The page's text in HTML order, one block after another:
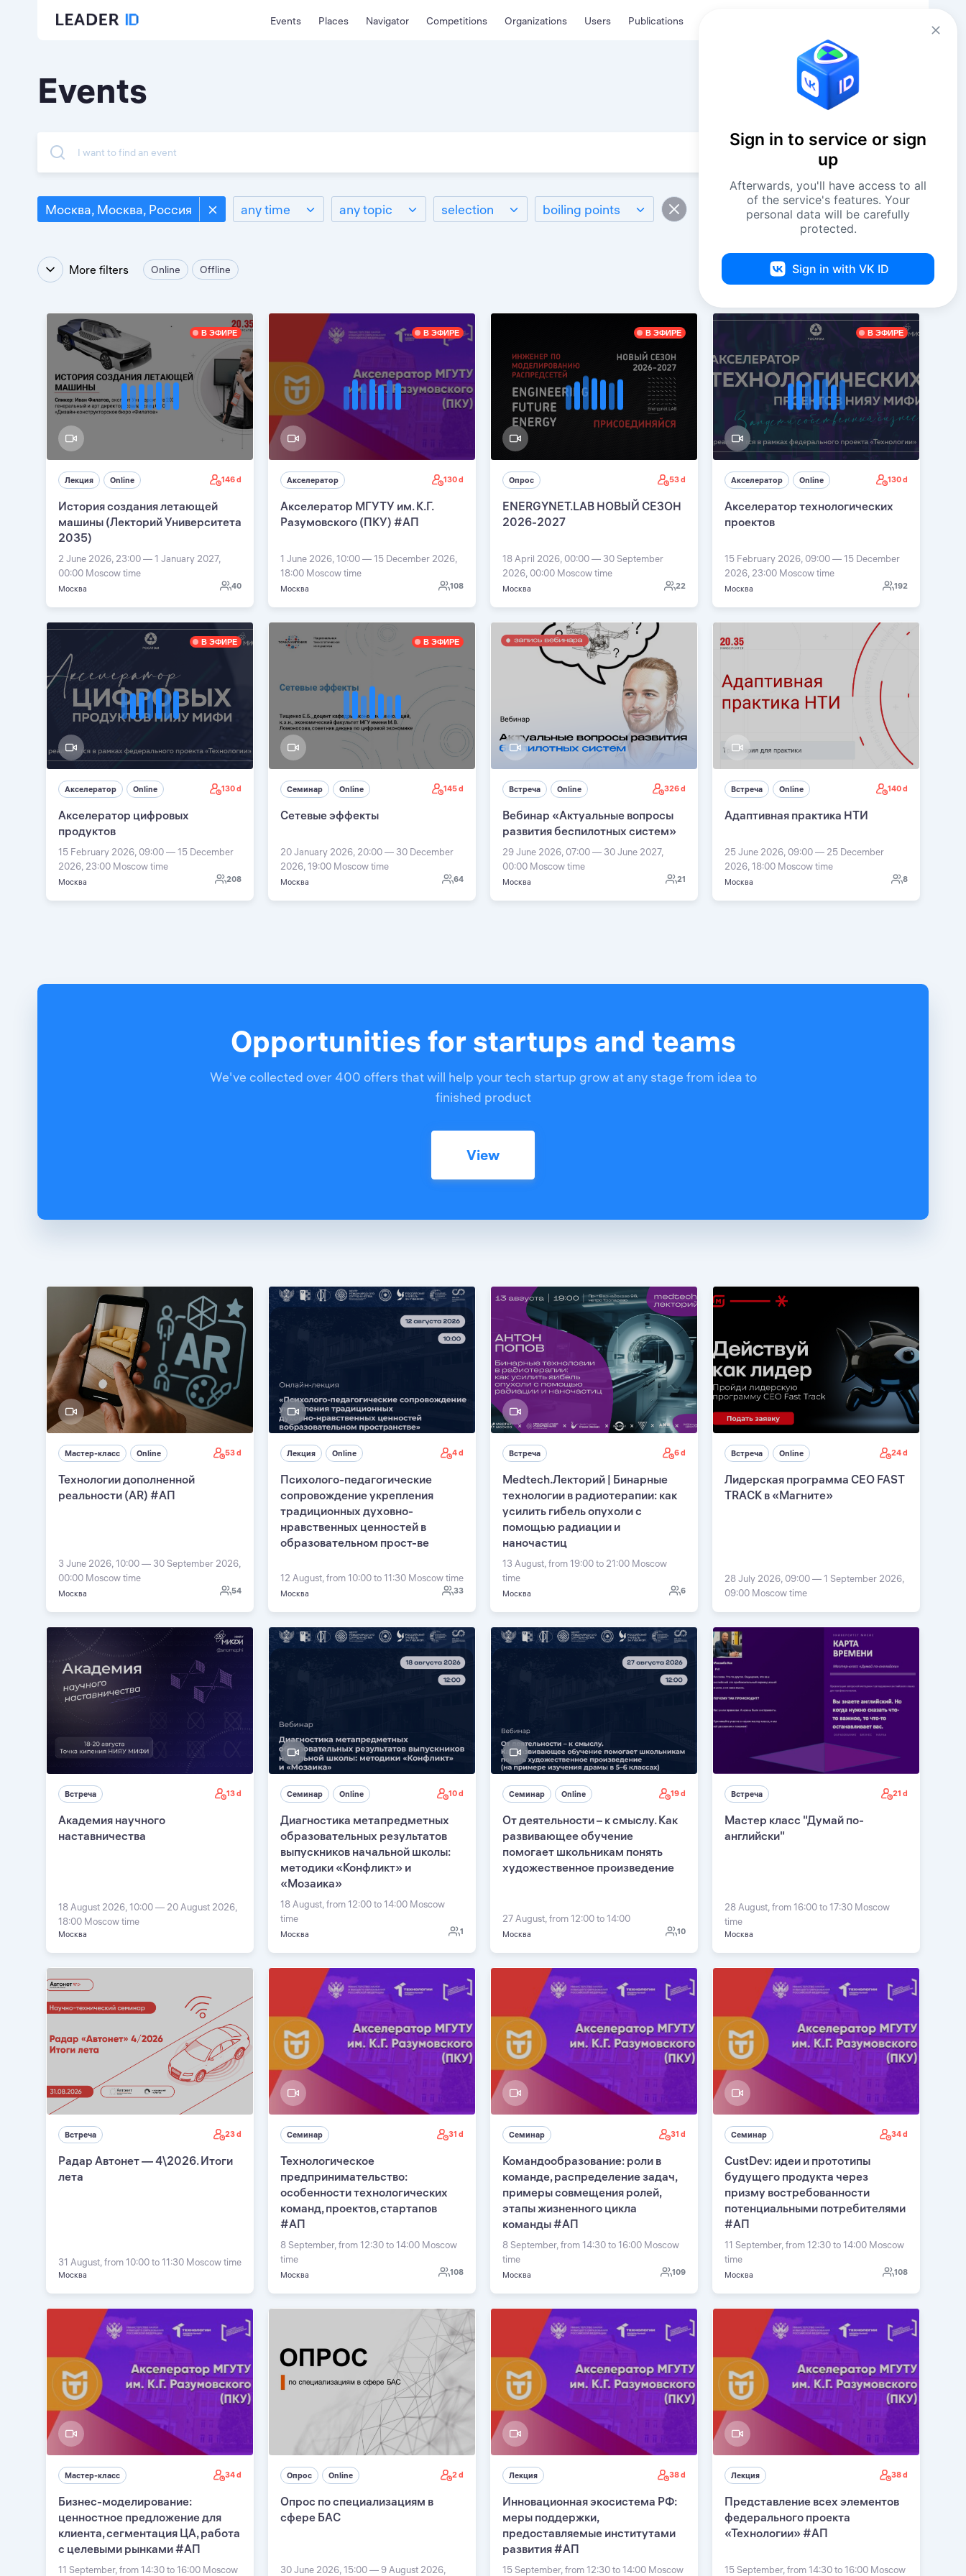
Events Places Navigator Competitions Organizations Users Publications
Events
I want to find an event
Москва, Москва, Россия any time any topic selection boiling points
More filters Online Offline 77 events By date
В ЭФИРЕ
Лекция Online 146 d
История создания летающей
машины (Лекторий Университета
2035)
2 June 2026, 23:00 — 1 January 2027,
00:00 Moscow time
Москва 40
В ЭФИРЕ
Акселератор 130 d
Акселератор МГУТУ им. К.Г.
Разумовского (ПКУ) #АП
1 June 2026, 10:00 — 15 December 2026,
18:00 Moscow time
Москва 108
В ЭФИРЕ
Опрос 53 d
ENERGYNET.LAB НОВЫЙ СЕЗОН
2026-2027
18 April 2026, 00:00 — 30 September
2026, 00:00 Moscow time
Москва 22
В ЭФИРЕ
Акселератор Online 130 d
Акселератор технологических
проектов
15 February 2026, 09:00 — 15 December
2026, 23:00 Moscow time
Москва 192
В ЭФИРЕ
Акселератор Online 130 d
Акселератор цифровых
продуктов
15 February 2026, 09:00 — 15 December
2026, 23:00 Moscow time
Москва 208
В ЭФИРЕ
Семинар Online 145 d
Сетевые эффекты
20 January 2026, 20:00 — 30 December
2026, 19:00 Moscow time
Москва 64
Встреча Online 326 d
Вебинар «Актуальные вопросы
развития беспилотных систем»
29 June 2026, 07:00 — 30 June 2027,
00:00 Moscow time
Москва 21
Встреча Online 140 d
Адаптивная практика НТИ
25 June 2026, 09:00 — 25 December
2026, 18:00 Moscow time
Москва 8
Opportunities for startups and teams
We've collected over 400 offers that will help your tech startup grow at any stage from idea to
finished product
View
Мастер-класс Online 53 d
Технологии дополненной
реальности (AR) #АП
3 June 2026, 10:00 — 30 September 2026,
00:00 Moscow time
Москва 54
Лекция Online 4 d
Психолого-педагогические
сопровождение укрепления
традиционных духовно-
нравственных ценностей в
образовательном прост-ве
12 August, from 10:00 to 11:30 Moscow time
Москва 33
Встреча 6 d
Medtech.Лекторий | Бинарные
технологии в радиотерапии: как
усилить гибель опухоли с
помощью радиации и
наночастиц
13 August, from 19:00 to 21:00 Moscow
time
Москва 6
Встреча Online 24 d
Лидерская программа CEO FAST
TRACK в «Магните»
28 July 2026, 09:00 — 1 September 2026,
09:00 Moscow time
Встреча 13 d
Академия научного
наставничества
18 August 2026, 10:00 — 20 August 2026,
18:00 Moscow time
Москва
Семинар Online 10 d
Диагностика метапредметных
образовательных результатов
выпускников начальной школы:
методики «Конфликт» и
«Мозаика»
18 August, from 12:00 to 14:00 Moscow
time
Москва 1
Семинар Online 19 d
От деятельности – к смыслу. Как
развивающее обучение
помогает школьникам понять
художественное произведение
27 August, from 12:00 to 14:00
Москва 10
Встреча 21 d
Мастер класс "Думай по-
английски"
28 August, from 16:00 to 17:30 Moscow
time
Москва
Встреча 23 d
Радар Автонет — 4\2026. Итоги
лета
31 August, from 10:00 to 11:30 Moscow time
Москва
Семинар 31 d
Технологическое
предпринимательство:
особенности технологических
команд, проектов, стартапов
#АП
8 September, from 12:30 to 14:00 Moscow
time
Москва 108
Семинар 31 d
Командообразование: роли в
команде, распределение задач,
примеры совмещения ролей,
этапы жизненного цикла
команды #АП
8 September, from 14:30 to 16:00 Moscow
time
Москва 109
Семинар 34 d
CustDev: идеи и прототипы
будущего продукта через
призму востребованности
потенциальными потребителями
#АП
11 September, from 12:30 to 14:00 Moscow
time
Москва 108
Мастер-класс 34 d
Бизнес-моделирование:
ценностное предложение для
клиента, сегментация ЦА, работа
с целевыми рынками #АП
11 September, from 14:30 to 16:00 Moscow
Опрос Online 2 d
Опрос по специализациям в
сфере БАС
30 June 2026, 15:00 — 9 August 2026,
Лекция 38 d
Инновационная экосистема РФ:
меры поддержки,
предоставляемые институтами
развития #АП
15 September, from 12:30 to 14:00 Moscow
Лекция 38 d
Представление всех элементов
федерального проекта
«Технологии» #АП
15 September, from 14:30 to 16:00 Moscow
Sign in to service or sign
up
Afterwards, you'll have access to all
of the service's features. Your
personal data will be carefully
protected.
Sign in with VK ID